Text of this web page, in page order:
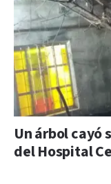
Un árbol cayó
del Hospital